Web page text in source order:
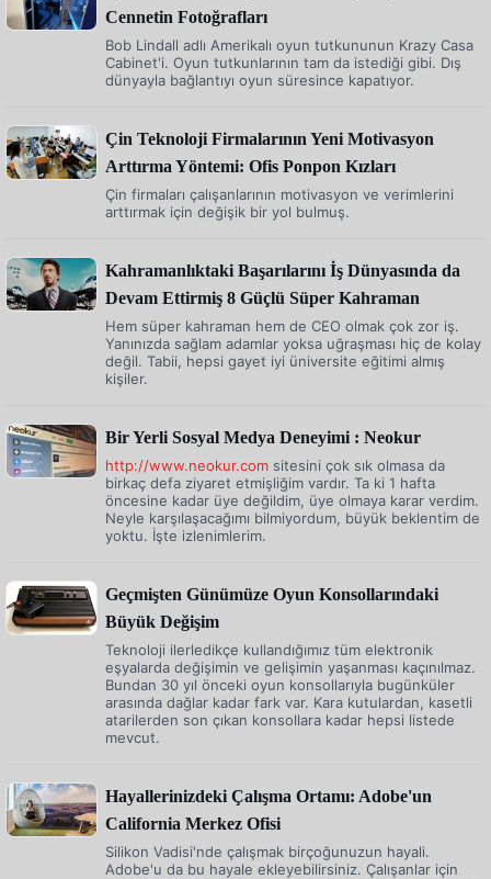
Cennetin Fotoğrafları
Bob Lindall adlı Amerikalı oyun tutkununun Krazy Casa
Cabinet'i. Oyun tutkunlarının tam da istediği gibi. Dış
dünyayla bağlantıyı oyun süresince kapatıyor.
Çin Teknoloji Firmalarının Yeni Motivasyon
Arttırma Yöntemi: Ofis Ponpon Kızları
Çin firmaları çalışanlarının motivasyon ve verimlerini
arttırmak için değişik bir yol bulmuş.
Kahramanlıktaki Başarılarını İş Dünyasında da
Devam Ettirmiş 8 Güçlü Süper Kahraman
Hem süper kahraman hem de CEO olmak çok zor iş.
Yanınızda sağlam adamlar yoksa uğraşması hiç de kolay
değil. Tabii, hepsi gayet iyi üniversite eğitimi almış
kişiler.
Bir Yerli Sosyal Medya Deneyimi : Neokur
http://www.neokur.comsitesini çok sık olmasa da
birkaç defa ziyaret etmişliğim vardır. Ta ki 1 hafta
öncesine kadar üye değildim, üye olmaya karar verdim.
Neyle karşılaşacağımı bilmiyordum, büyük beklentim de
yoktu. İşte izlenimlerim.
Geçmişten Günümüze Oyun Konsollarındaki
Büyük Değişim
Teknoloji ilerledikçe kullandığımız tüm elektronik
eşyalarda değişimin ve gelişimin yaşanması kaçınılmaz.
Bundan 30 yıl önceki oyun konsollarıyla bugünküler
arasında dağlar kadar fark var. Kara kutulardan, kasetli
atarilerden son çıkan konsollara kadar hepsi listede
mevcut.
Hayallerinizdeki Çalışma Ortamı: Adobe'un
California Merkez Ofisi
Silikon Vadisi'nde çalışmak birçoğunuzun hayali.
Adobe'u da bu hayale ekleyebilirsiniz. Çalışanlar için